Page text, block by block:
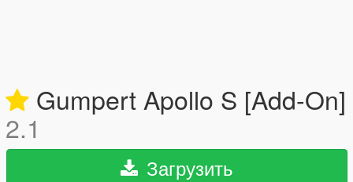
Gumpert Apollo S [Add-On]
2.1
Загрузить